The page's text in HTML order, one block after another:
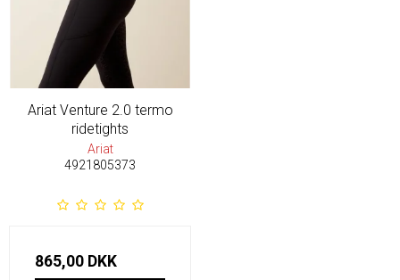
Ariat Venture 2.0 termo
ridetights
Ariat
4921805373
865,00 DKK